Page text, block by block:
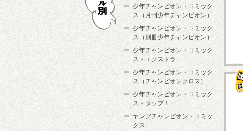
少年チャンピオン・コミック
ス（月刊少年チャンピオン）
少年チャンピオン・コミック
ス（別冊少年チャンピオン）
少年チャンピオン・コミック
ス・エクストラ
少年チャンピオン・コミック
ス（チャンピオンクロス）
少年チャンピオン・コミック
ス・タップ！
ヤングチャンピオン・コミッ
クス